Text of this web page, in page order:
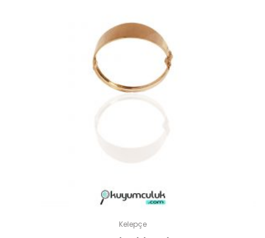
Kelepçe